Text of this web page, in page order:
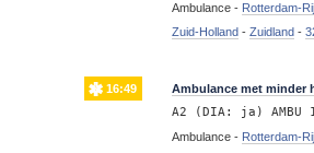
Ambulance - Rotterdam-
Zuid-Holland -Zuidland -
16:49 Ambulance met minder
A2 (DIA: ja) AMBU
Ambulance - Rotterdam-